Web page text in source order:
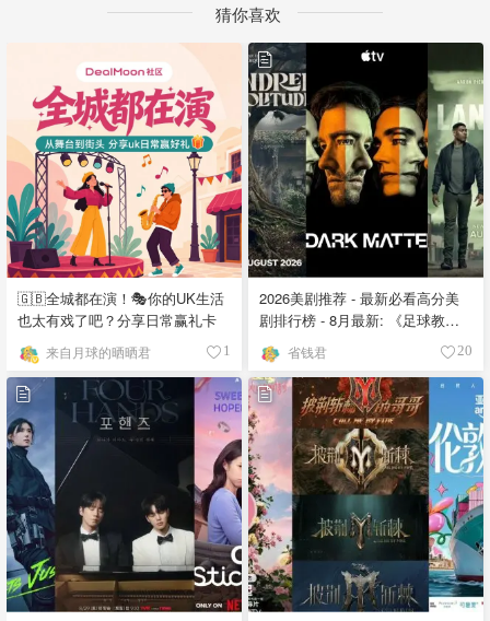
猜你喜欢
🇬🇧全城都在演！🎭你的UK生活
也太有戏了吧？分享日常赢礼卡
来自月球的晒晒君 1
2026美剧推荐 - 最新必看高分美
剧排行榜 - 8月最新: 《​​足球教练
》第四季回归！
省钱君 20